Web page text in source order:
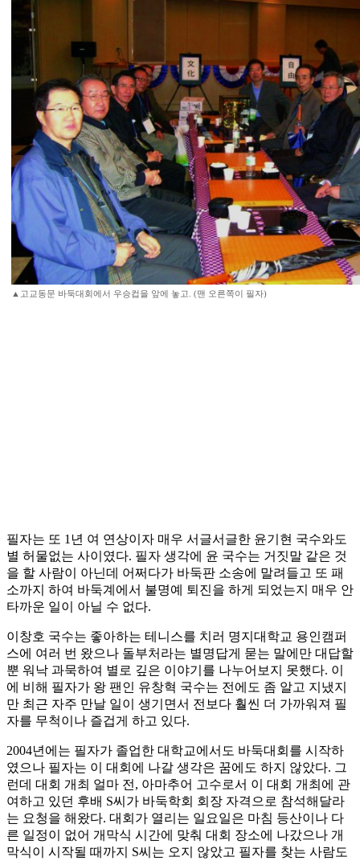
▲고교동문 바둑대회에서 우승컵을 앞에 놓고. (맨 오른쪽이 필자)
필자는 또 1년 여 연상이자 매우 서글서글한 윤기현 국수와도
별 허물없는 사이였다. 필자 생각에 윤 국수는 거짓말 같은 것
을 할 사람이 아닌데 어쩌다가 바둑판 소송에 말려들고 또 패
소까지 하여 바둑계에서 불명예 퇴진을 하게 되었는지 매우 안
타까운 일이 아닐 수 없다.
이창호 국수는 좋아하는 테니스를 치러 명지대학교 용인캠퍼
스에 여러 번 왔으나 돌부처라는 별명답게 묻는 말에만 대답할
뿐 워낙 과묵하여 별로 깊은 이야기를 나누어보지 못했다. 이
에 비해 필자가 왕 팬인 유창혁 국수는 전에도 좀 알고 지냈지
만 최근 자주 만날 일이 생기면서 전보다 훨씬 더 가까워져 필
자를 무척이나 즐겁게 하고 있다.
2004년에는 필자가 졸업한 대학교에서도 바둑대회를 시작하
였으나 필자는 이 대회에 나갈 생각은 꿈에도 하지 않았다. 그
런데 대회 개최 얼마 전, 아마추어 고수로서 이 대회 개최에 관
여하고 있던 후배 S씨가 바둑학회 회장 자격으로 참석해달라
는 요청을 해왔다. 대회가 열리는 일요일은 마침 등산이나 다
른 일정이 없어 개막식 시간에 맞춰 대회 장소에 나갔으나 개
막식이 시작될 때까지 S씨는 오지 않았고 필자를 찾는 사람도